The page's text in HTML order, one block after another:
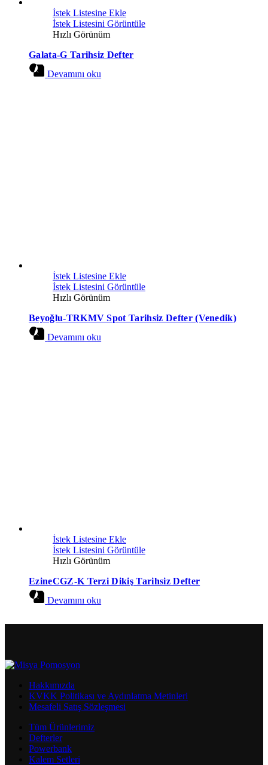
İstek Listesine Ekle
İstek Listesini Görüntüle
Hızlı Görünüm
Galata-G Tarihsiz Defter
Devamını oku
İstek Listesine Ekle
İstek Listesini Görüntüle
Hızlı Görünüm
Beyoğlu-TRKMV Spot Tarihsiz Defter (Venedik)
Devamını oku
İstek Listesine Ekle
İstek Listesini Görüntüle
Hızlı Görünüm
EzineCGZ-K Terzi Dikiş Tarihsiz Defter
Devamını oku
Hakkımızda
KVKK Politikası ve Aydınlatma Metinleri
Mesafeli Satış Sözleşmesi
Tüm Ürünlerimiz
Defterler
Powerbank
Kalem Setleri